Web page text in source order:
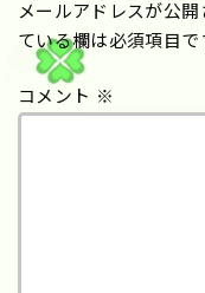
メールアドレスが公開
ている欄は必須項目で
コメント ※